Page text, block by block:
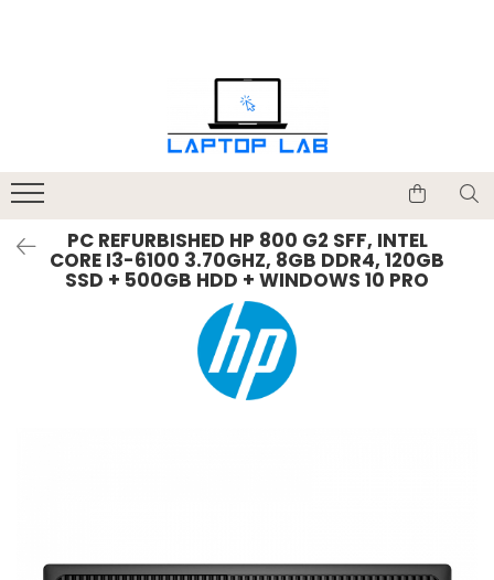
Încărcătoare
PC REFURBISHED HP 800 G2 SFF, INTEL
CORE I3-6100 3.70GHZ, 8GB DDR4, 120GB
SSD + 500GB HDD + WINDOWS 10 PRO